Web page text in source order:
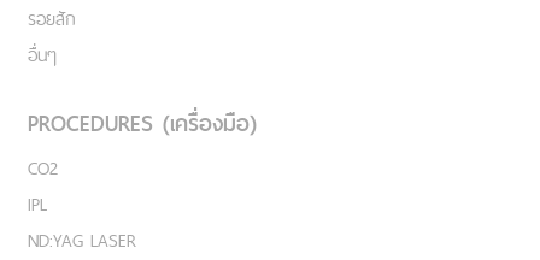
รอยสัก
อื่นๆ
PROCEDURES (เครื่องมือ)
CO2
IPL
ND:YAG LASER